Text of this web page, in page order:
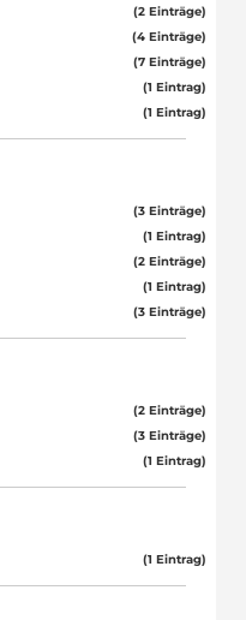
(2 Einträge)
(4 Einträge)
(7 Einträge)
(1 Eintrag)
(1 Eintrag)
(3 Einträge)
(1 Eintrag)
(2 Einträge)
(1 Eintrag)
(3 Einträge)
(2 Einträge)
(3 Einträge)
(1 Eintrag)
(1 Eintrag)